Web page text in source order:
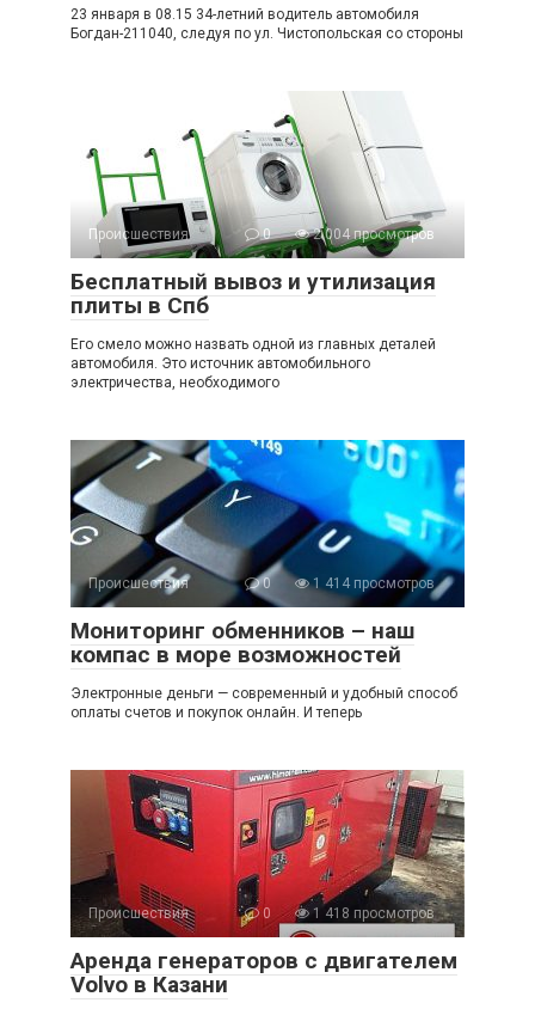
23 января в 08.15 34-летний водитель автомобиля
Богдан-211040, следуя по ул. Чистопольская со стороны
Происшествия 0 2 004 просмотров
Бесплатный вывоз и утилизация
плиты в Спб
Его смело можно назвать одной из главных деталей
автомобиля. Это источник автомобильного
электричества, необходимого
Происшествия 0 1 414 просмотров
Мониторинг обменников – наш
компас в море возможностей
Электронные деньги — современный и удобный способ
оплаты счетов и покупок онлайн. И теперь
Происшествия 0 1 418 просмотров
Аренда генераторов с двигателем
Volvo в Казани